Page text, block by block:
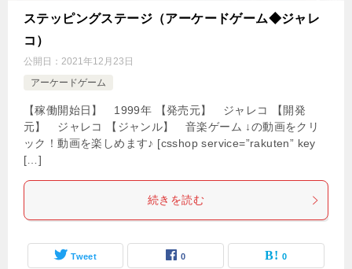
ステッピングステージ（アーケードゲーム◆ジャレ
コ）
公開日： 2021年12月23日
アーケードゲーム
【稼働開始日】 1999年 【発売元】 ジャレコ 【開発
元】 ジャレコ 【ジャンル】 音楽ゲーム ↓の動画をクリ
ック！動画を楽しめます♪ [csshop service=”rakuten” key
[…]
続きを読む
Tweet 0 0